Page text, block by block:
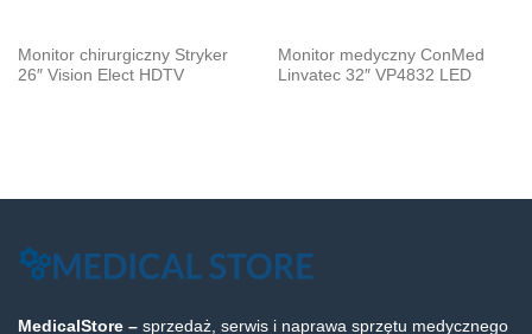
Monitor chirurgiczny Stryker
26″ Vision Elect HDTV
Monitor medyczny ConMed
Linvatec 32″ VP4832 LED
MedicalStore – sprzedaż, serwis i naprawa sprzętu medycznego